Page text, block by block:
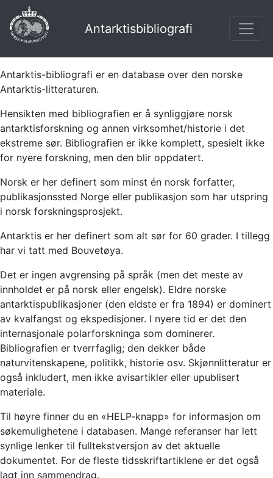
Antarktisbibliografi
Antarktis-bibliografi er en database over den norske
Antarktis-litteraturen.
Hensikten med bibliografien er å synliggjøre norsk
antarktisforskning og annen virksomhet/historie i det
ekstreme sør. Bibliografien er ikke komplett, spesielt ikke
for nyere forskning, men den blir oppdatert.
Norsk er her definert som minst én norsk forfatter,
publikasjonssted Norge eller publikasjon som har utspring
i norsk forskningsprosjekt.
Antarktis er her definert som alt sør for 60 grader. I tillegg
har vi tatt med Bouvetøya.
Det er ingen avgrensing på språk (men det meste av
innholdet er på norsk eller engelsk). Eldre norske
antarktispublikasjoner (den eldste er fra 1894) er dominert
av kvalfangst og ekspedisjoner. I nyere tid er det den
internasjonale polarforskninga som dominerer.
Bibliografien er tverrfaglig; den dekker både
naturvitenskapene, politikk, historie osv. Skjønnlitteratur er
også inkludert, men ikke avisartikler eller upublisert
materiale.
Til høyre finner du en «HELP-knapp» for informasjon om
søkemulighetene i databasen. Mange referanser har lett
synlige lenker til fulltekstversjon av det aktuelle
dokumentet. For de fleste tidsskriftartiklene er det også
lagt inn sammendrag.